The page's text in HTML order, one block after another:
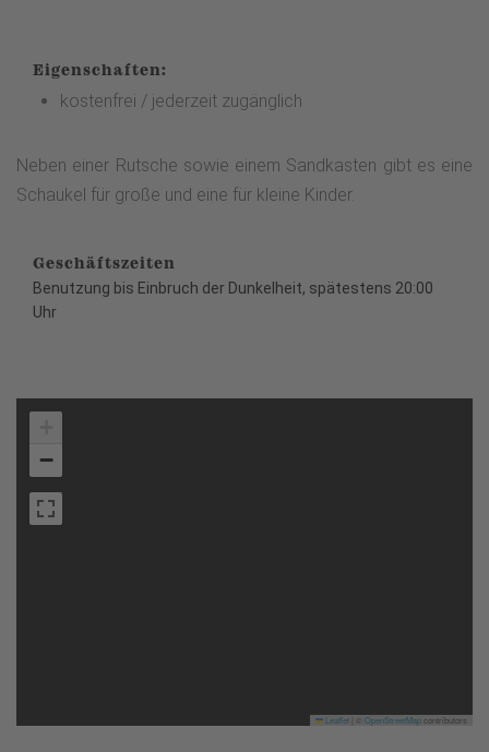
Eigenschaften:
kostenfrei / jederzeit zugänglich
Neben einer Rutsche sowie einem Sandkasten gibt es eine
Schaukel für große und eine für kleine Kinder.
Geschäftszeiten
Benutzung bis Einbruch der Dunkelheit, spätestens 20:00
Uhr
−
Leaflet OpenStreetMapcontributors